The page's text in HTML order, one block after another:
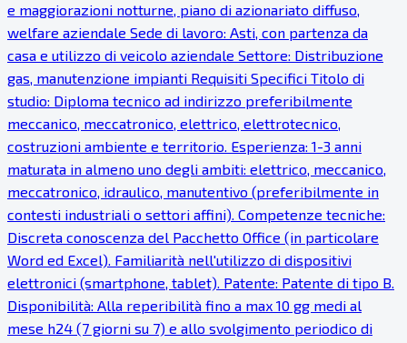
e maggiorazioni notturne, piano di azionariato diffuso,
welfare aziendale Sede di lavoro: Asti, con partenza da
casa e utilizzo di veicolo aziendale Settore: Distribuzione
gas, manutenzione impianti Requisiti Specifici Titolo di
studio: Diploma tecnico ad indirizzo preferibilmente
meccanico, meccatronico, elettrico, elettrotecnico,
costruzioni ambiente e territorio. Esperienza: 1-3 anni
maturata in almeno uno degli ambiti: elettrico, meccanico,
meccatronico, idraulico, manutentivo (preferibilmente in
contesti industriali o settori affini). Competenze tecniche:
Discreta conoscenza del Pacchetto Office (in particolare
Word ed Excel). Familiarità nell'utilizzo di dispositivi
elettronici (smartphone, tablet). Patente: Patente di tipo B.
Disponibilità: Alla reperibilità fino a max 10 gg medi al
mese h24 (7 giorni su 7) e allo svolgimento periodico di